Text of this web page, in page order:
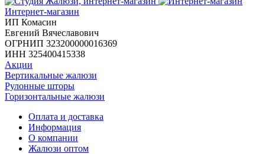
Интернет-магазин
ИП Комасин
Евгений Вячеславович
ОГРНИП 323200000016369
ИНН 325400415338
Акции
Вертикальные жалюзи
Рулонные шторы
Горизонтальные жалюзи
Оплата и доставка
Информация
О компании
Жалюзи оптом